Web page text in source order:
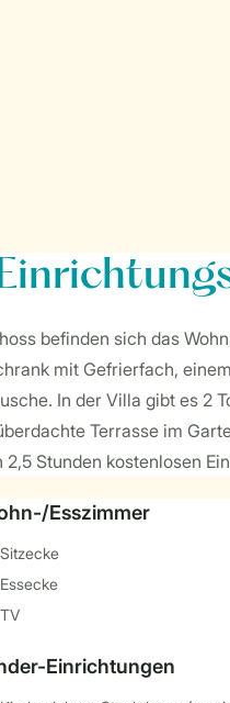
befinden sich das
mit Gefrierfach,
In der Villa gibt es
Terrasse im
Stunden kostenlosen
Esszimmer
Sitzecke
Essecke
TV
Einrichtungen